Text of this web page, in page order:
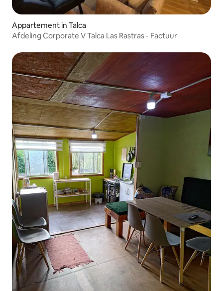
Appartement in Talca
Afdeling Corporate V Talca Las Rastras - Factuur